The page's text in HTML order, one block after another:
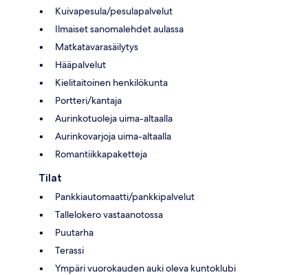
Kuivapesula/pesulapalvelut
Ilmaiset sanomalehdet aulassa
Matkatavarasäilytys
Hääpalvelut
Kielitaitoinen henkilökunta
Portteri/kantaja
Aurinkotuoleja uima-altaalla
Aurinkovarjoja uima-altaalla
Romantiikkapaketteja
Tilat
Pankkiautomaatti/pankkipalvelut
Tallelokero vastaanotossa
Puutarha
Terassi
Ympäri vuorokauden auki oleva kuntoklubi